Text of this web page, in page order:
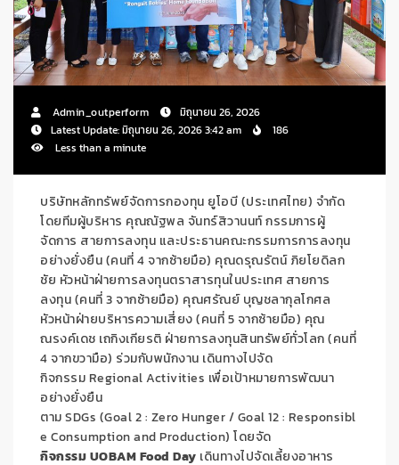
Admin_outperform
มิถุนายน 26, 2026
Latest Update: มิถุนายน 26, 2026 3:42 am
186
Less than a minute
บริษัทหลักทรัพย์จัดการกองทุน ยูโอบี (ประเทศไทย) จำกัด
โดยทีมผู้บริหาร คุณณัฐพล จันทร์สิวานนท์ กรรมการผู้
จัดการ สายการลงทุน และประธานคณะกรรมการการลงทุน
อย่างยั่งยืน(คนที่ 4 จากซ้ายมือ) คุณดรุณรัตน์ ภิยโยดิลก
ชัย หัวหน้าฝ่ายการลงทุนตราสารทุนในประเทศ สายการ
ลงทุน(คนที่ 3 จากซ้ายมือ) คุณศรัณย์ บุญชลากุลโกศล
หัวหน้าฝ่ายบริหารความเสี่ยง(คนที่ 5 จากซ้ายมือ) คุณ
ณรงค์เดช เถกิงเกียรติ ฝ่ายการลงทุนสินทรัพย์ทั่วโลก(คนที่
4 จากขวามือ) ร่วมกับพนักงาน เดินทางไปจัด
กิจกรรมRegionalActivities เพื่อเป้าหมายการพัฒนา
อย่างยั่งยืน
ตามSDGs (Goal2: ZeroHunger/Goal12: Responsibl
e ConsumptionandProduction) โดยจัด
กิจกรรมUOBAMFood Day เดินทางไปจัดเลี้ยงอาหาร